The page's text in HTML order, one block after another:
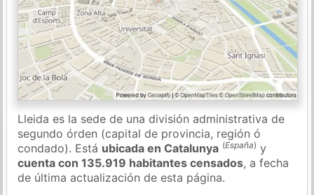
Lleida es la sede de una división administrativa de
segundo órden (capital de provincia, región ó
condado). Está ubicada en Catalunya (España) y
cuenta con 135.919 habitantes censados, a fecha
de última actualización de esta página.